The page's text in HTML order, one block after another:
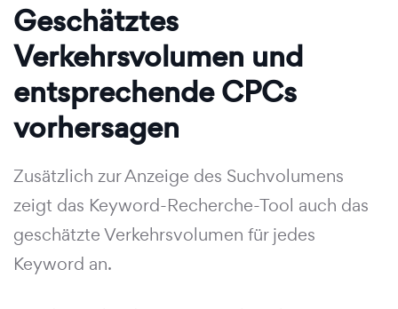
Geschätztes
Verkehrsvolumen und
entsprechende CPCs
vorhersagen
Zusätzlich zur Anzeige des Suchvolumens
zeigt das Keyword-Recherche-Tool auch das
geschätzte Verkehrsvolumen für jedes
Keyword an.